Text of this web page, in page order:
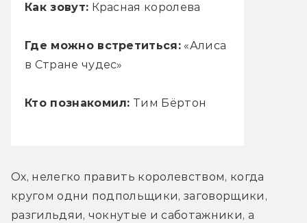
Как зовут: Красная королева
Где можно встретиться: «Алиса
в Стране чудес»
Кто познакомил: Тим Бёртон
Ох, нелегко править королевством, когда
кругом одни подпольщики, заговорщики,
разгильдяи, чокнутые и саботажники, а